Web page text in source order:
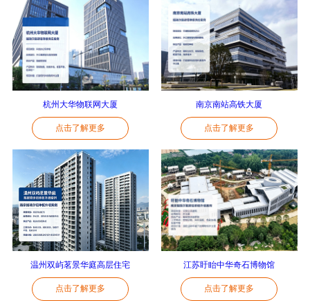
杭州大华物联网大厦
点击了解更多
南京南站高铁大厦
点击了解更多
温州双屿茗景华庭高层住宅
点击了解更多
江苏盱眙中华奇石博物馆
点击了解更多